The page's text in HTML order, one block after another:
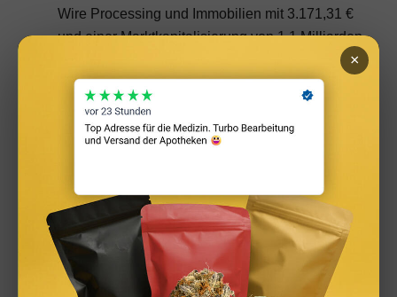
Wire Processing und Immobilien mit 3.171,31 €
und einer Marktkapitalisierung von 1,1 Milliarden
SGS SA
Schweizer Unternehmen für Tests, Inspektionen,
Zertifizierung und Verifizierung mit 2.121,68 €
A.P. Moeller Maersk B
dänische Reederei, Gas- & Ölförderung mit 1.633
€. Marktkapitalisierung33 Milliarden €.
×